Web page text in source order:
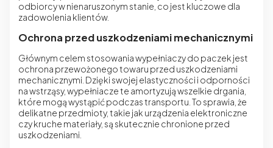
odbiorcy w nienaruszonym stanie, co jest kluczowe dla
zadowolenia klientów.
Ochrona przed uszkodzeniami mechanicznymi
Głównym celem stosowania wypełniaczy do paczek jest
ochrona przewożonego towaru przed uszkodzeniami
mechanicznymi. Dzięki swojej elastyczności i odporności
na wstrząsy, wypełniacze te amortyzują wszelkie drgania,
które mogą wystąpić podczas transportu. To sprawia, że
delikatne przedmioty, takie jak urządzenia elektroniczne
czy kruche materiały, są skutecznie chronione przed
uszkodzeniami.